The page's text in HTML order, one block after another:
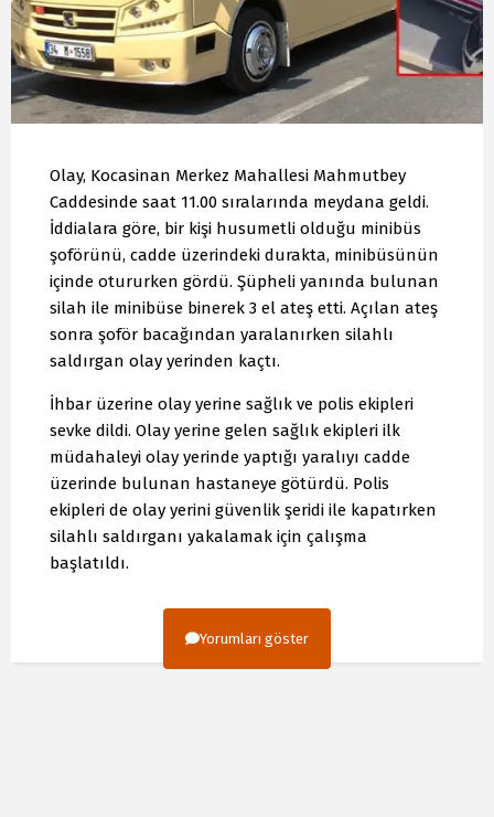
Olay, Kocasinan Merkez Mahallesi Mahmutbey
Caddesinde saat 11.00 sıralarında meydana geldi.
İddialara göre, bir kişi husumetli olduğu minibüs
şoförünü, cadde üzerindeki durakta, minibüsünün
içinde otururken gördü. Şüpheli yanında bulunan
silah ile minibüse binerek 3 el ateş etti. Açılan ateş
sonra şoför bacağından yaralanırken silahlı
saldırgan olay yerinden kaçtı.
İhbar üzerine olay yerine sağlık ve polis ekipleri
sevke dildi. Olay yerine gelen sağlık ekipleri ilk
müdahaleyi olay yerinde yaptığı yaralıyı cadde
üzerinde bulunan hastaneye götürdü. Polis
ekipleri de olay yerini güvenlik şeridi ile kapatırken
silahlı saldırganı yakalamak için çalışma
başlatıldı.
Yorumları göster